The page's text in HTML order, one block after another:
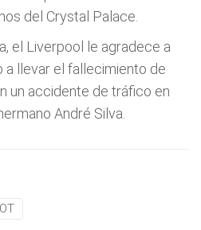
del Crystal Palace.
el Liverpool le agradece a
a llevar el fallecimiento de
un accidente de tráfico en
André Silva.